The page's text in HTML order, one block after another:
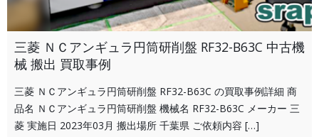
三菱 ＮＣアンギュラ円筒研削盤 RF32-B63C 中古機
械 搬出 買取事例
三菱 ＮＣアンギュラ円筒研削盤 RF32-B63C の買取事例詳細 商
品名 ＮＣアンギュラ円筒研削盤 機械名 RF32-B63C メーカー 三
菱 実施日 2023年03月 搬出場所 千葉県 ご依頼内容 […]